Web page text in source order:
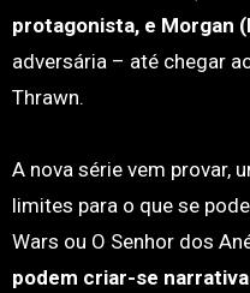
protagonista, e Morgan
adversária – até chegar
Thrawn.
A nova série vem provar,
limites para o que se
Wars ou O Senhor dos
podem criar-se